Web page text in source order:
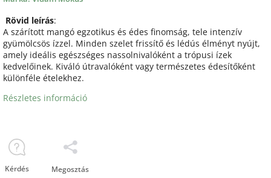
Rövid leírás:
A szárított mangó egzotikus és édes finomság, tele intenzív
gyümölcsös ízzel. Minden szelet frissítő és lédús élményt nyújt,
amely ideális egészséges nassolnivalóként a trópusi ízek
kedvelőinek. Kiváló útravalóként vagy természetes édesítőként
különféle ételekhez.
Részletes információ
Kérdés Megosztás